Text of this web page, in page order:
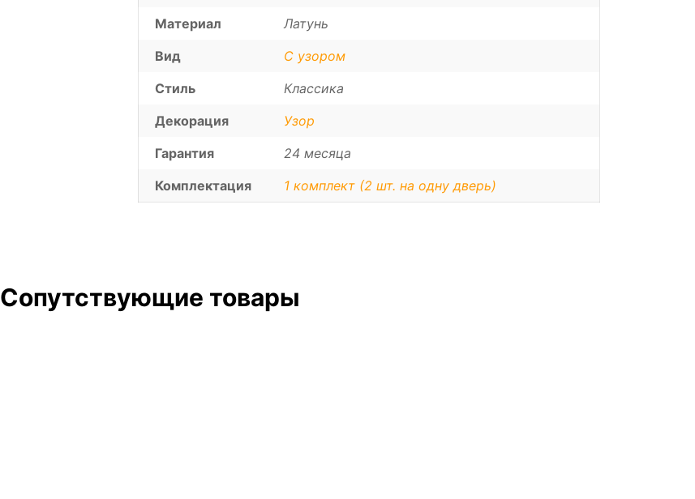
Материал
Латунь
Вид
С узором
Стиль
Классика
Декорация
Узор
Гарантия
24 месяца
Комплектация
1 комплект (2 шт. на одну дверь)
Сопутствующие товары